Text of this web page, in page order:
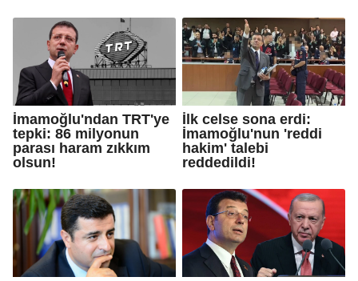
İmamoğlu'ndan TRT'ye
tepki: 86 milyonun
parası haram zıkkım
olsun!
İlk celse sona erdi:
İmamoğlu'nun 'reddi
hakim' talebi
reddedildi!